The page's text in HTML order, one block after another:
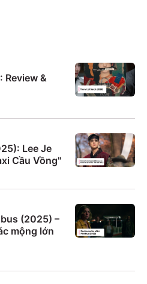
Review &
Lee Je
Cầu Vồng"
(2025) –
mộng lớn